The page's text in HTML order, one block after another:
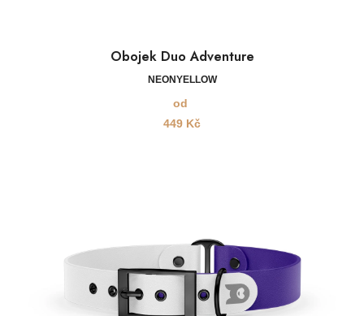
Obojek Duo Adventure
NEONYELLOW
od
449 Kč